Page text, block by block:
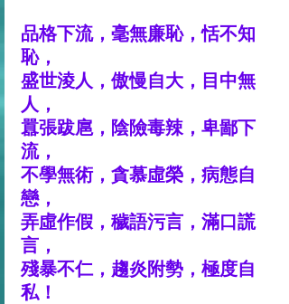
品格下流，毫無廉恥，恬不知
恥，
盛世淩人，傲慢自大，目中無
人，
囂張跋扈，陰險毒辣，卑鄙下
流，
不學無術，貪慕虛榮，病態自
戀，
弄虛作假，穢語污言，滿口謊
言，
殘暴不仁，趨炎附勢，極度自
私！